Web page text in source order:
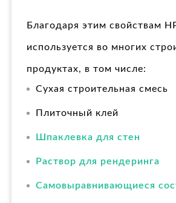
Благодаря этим свойствам
используется во многих
продуктах, в том числе:
Сухая строительная смесь
Плиточный клей
Шпаклевка для стен
Раствор для рендеринга
Самовыравнивающиеся